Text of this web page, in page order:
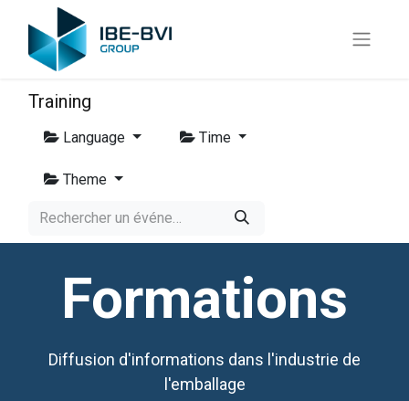
Training
Language Time
Theme
Formations
Diffusion d'informations dans l'industrie de
l'emballage